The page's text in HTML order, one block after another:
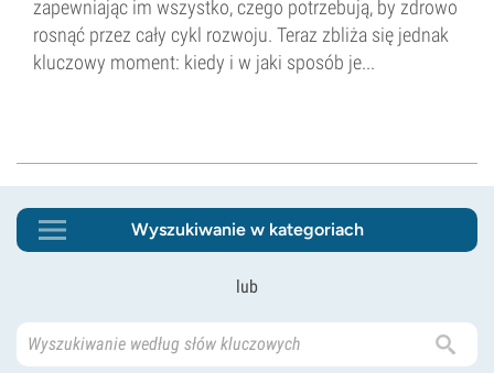
zapewniając im wszystko, czego potrzebują, by zdrowo
rosnąć przez cały cykl rozwoju. Teraz zbliża się jednak
kluczowy moment: kiedy i w jaki sposób je...
Wyszukiwanie w kategoriach
lub